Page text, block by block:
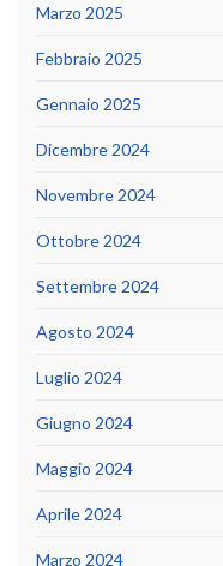
Marzo 2025
Febbraio 2025
Gennaio 2025
Dicembre 2024
Novembre 2024
Ottobre 2024
Settembre 2024
Agosto 2024
Luglio 2024
Giugno 2024
Maggio 2024
Aprile 2024
Marzo 2024